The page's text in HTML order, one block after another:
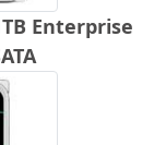
Enterprise